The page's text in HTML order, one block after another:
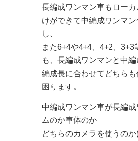
長編成ワンマン車もロー
けができて中編成ワンマン
し、
また6+4や4+4、4+2、3+3
も、長編成ワンマンと中編
編成長に合わせてどちら
困ります。
中編成ワンマン車が長編
ムのか車体のか
どちらのカメラを使うのか